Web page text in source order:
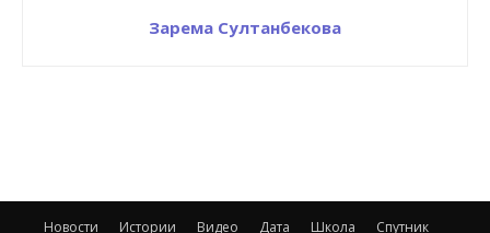
Зарема Султанбекова
Новости Истории Видео Дата Школа Спутник